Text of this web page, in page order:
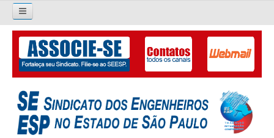
Pesquisar...
O SINDICATO
APRESENTAÇÃO
PALAVRA DO PRESIDENTE